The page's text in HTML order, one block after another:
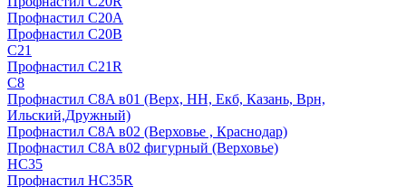
Профнастил С20А
Профнастил С20В
C21
Профнастил С21R
C8
Профнастил С8A в01 (Верх, НН, Екб, Казань, Врн,
Ильский,Дружный)
Профнастил С8A в02 (Верховье , Краснодар)
Профнастил С8A в02 фигурный (Верховье)
HС35
Профнастил HC35R